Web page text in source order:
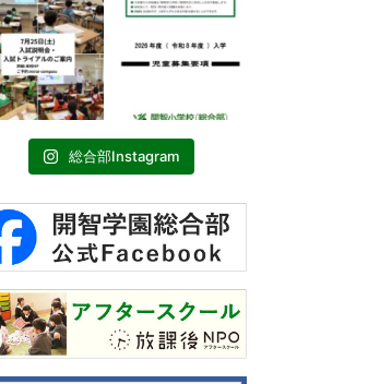
総合部Instagram